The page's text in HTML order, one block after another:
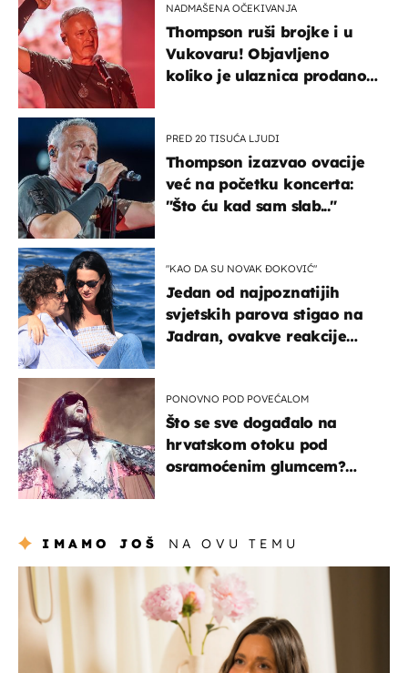
NADMAŠENA OČEKIVANJA
Thompson ruši brojke i u
Vukovaru! Objavljeno
koliko je ulaznica prodano
PRED 20 TISUĆA LJUDI
Thompson izazvao ovacije
već na početku koncerta:
"Što ću kad sam slab..."
"KAO DA SU NOVAK ĐOKOVIĆ"
Jedan od najpoznatijih
svjetskih parova stigao na
Jadran, ovakve reakcije
PONOVNO POD POVEĆALOM
Što se sve događalo na
hrvatskom otoku pod
osramoćenim glumcem?
IMAMO JOŠ NA OVU TEMU
moda & ljepota